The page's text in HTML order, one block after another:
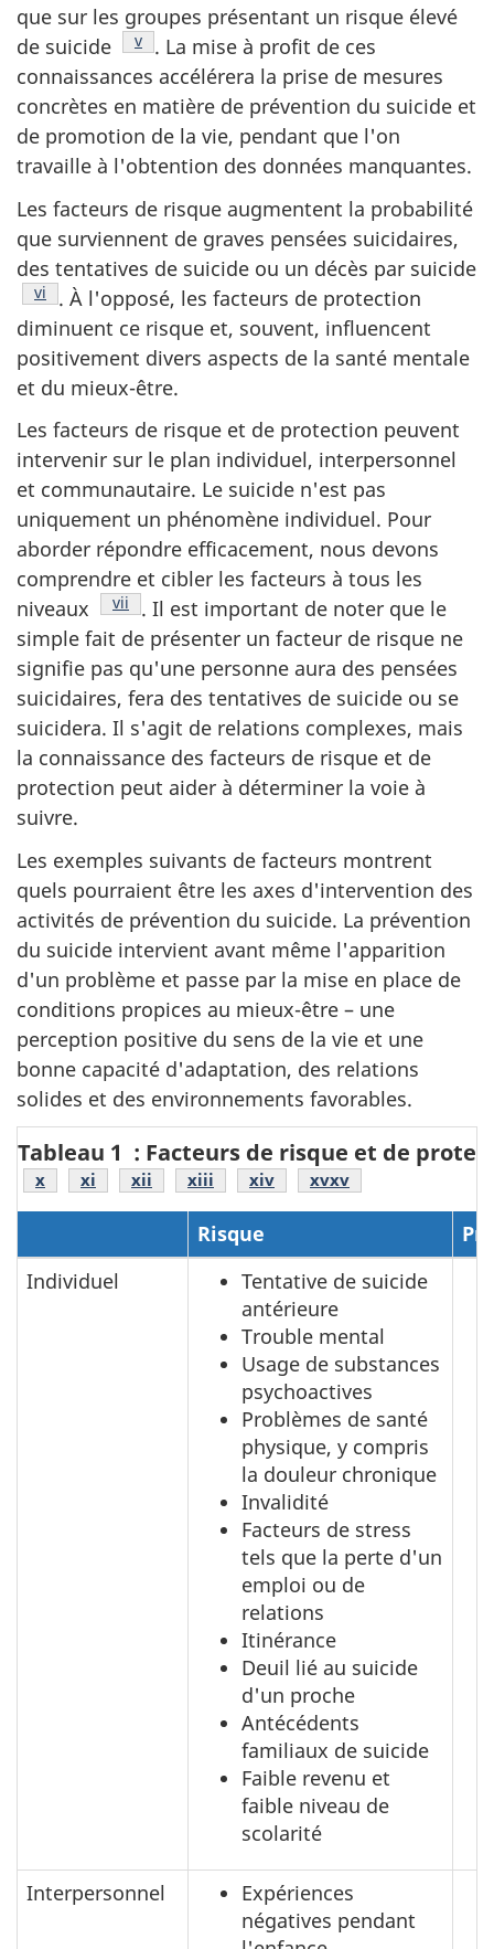
que sur les groupes présentant un risque élevé
de suicide
Note de bas de page
v
. La mise à profit de ces
connaissances accélérera la prise de mesures
concrètes en matière de prévention du suicide et
de promotion de la vie, pendant que l'on
travaille à l'obtention des données manquantes.
Les facteurs de risque augmentent la probabilité
que surviennent de graves pensées suicidaires,
des tentatives de suicide ou un décès par suicide
Note de bas de page
vi
. À l'opposé, les facteurs de protection
diminuent ce risque et, souvent, influencent
positivement divers aspects de la santé mentale
et du mieux-être.
Les facteurs de risque et de protection peuvent
intervenir sur le plan individuel, interpersonnel
et communautaire. Le suicide n'est pas
uniquement un phénomène individuel. Pour
aborder répondre efficacement, nous devons
comprendre et cibler les facteurs à tous les
niveaux
Note de bas de page
vii
. Il est important de noter que le
simple fait de présenter un facteur de risque ne
signifie pas qu'une personne aura des pensées
suicidaires, fera des tentatives de suicide ou se
suicidera. Il s'agit de relations complexes, mais
la connaissance des facteurs de risque et de
protection peut aider à déterminer la voie à
suivre.
Les exemples suivants de facteurs montrent
quels pourraient être les axes d'intervention des
activités de prévention du suicide. La prévention
du suicide intervient avant même l'apparition
d'un problème et passe par la mise en place de
conditions propices au mieux-être – une
perception positive du sens de la vie et une
bonne capacité d'adaptation, des relations
solides et des environnements favorables.
Tableau 1 : Facteurs de risque et de
Note de bas de page
x Note de bas de page
xi Note de bas de page
xii Note de bas de page
xiii Note de bas de page
xiv xvNote de bas de
xv
Risque
Individuel
Tentative de suicide
antérieure
Trouble mental
Usage de substances
psychoactives
Problèmes de santé
physique, y compris
la douleur chronique
Invalidité
Facteurs de stress
tels que la perte d'un
emploi ou de
relations
Itinérance
Deuil lié au suicide
d'un proche
Antécédents
familiaux de suicide
Faible revenu et
faible niveau de
scolarité
Interpersonnel
Expériences
négatives pendant